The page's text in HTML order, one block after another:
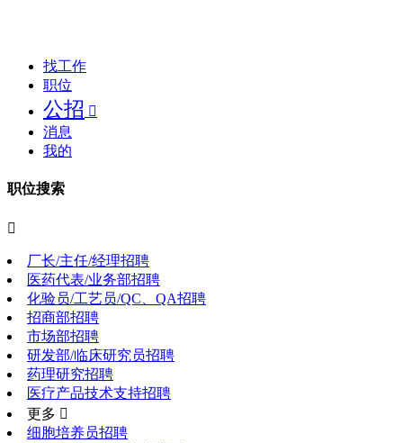
找工作
职位
公招 
消息
我的
职位搜索

厂长/主任/经理招聘
医药代表/业务部招聘
化验员/工艺员/QC、QA招聘
招商部招聘
市场部招聘
研发部/临床研究员招聘
药理研究招聘
医疗产品技术支持招聘
更多 
细胞培养员招聘